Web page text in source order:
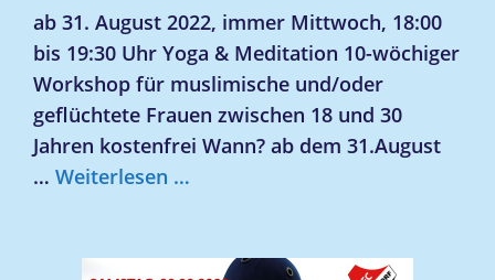
ab 31. August 2022, immer Mittwoch, 18:00
bis 19:30 Uhr Yoga & Meditation 10-wöchiger
Workshop für muslimische und/oder
geflüchtete Frauen zwischen 18 und 30
Jahren kostenfrei Wann? ab dem 31.August
… Weiterlesen …